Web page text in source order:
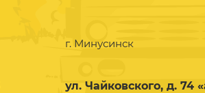
г. Минусинск
ул. Чайковского, д. 74